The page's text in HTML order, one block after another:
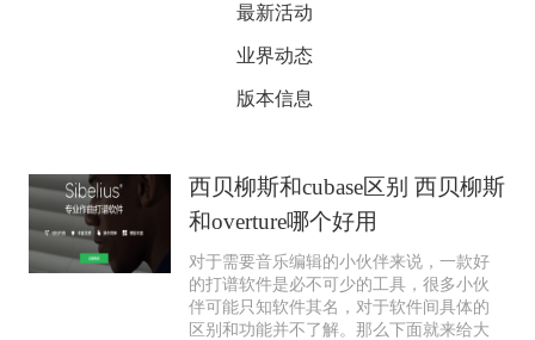
最新活动
业界动态
版本信息
西贝柳斯和cubase区别 西贝柳斯
和overture哪个好用
对于需要音乐编辑的小伙伴来说，一款好
的打谱软件是必不可少的工具，很多小伙
伴可能只知软件其名，对于软件间具体的
区别和功能并不了解。那么下面就来给大